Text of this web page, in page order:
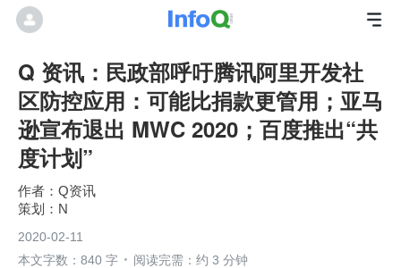
Q 资讯：民政部呼吁腾讯阿里开发社
区防控应用：可能比捐款更管用；亚马
逊宣布退出 MWC 2020；百度推出“共
度计划”
Q资讯
N
2020-02-11
本文字数：840 字
阅读完需：约 3 分钟